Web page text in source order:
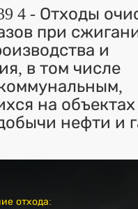
4 - Отходы
при
и
в том числе
на объектах
нефти и
отхода: